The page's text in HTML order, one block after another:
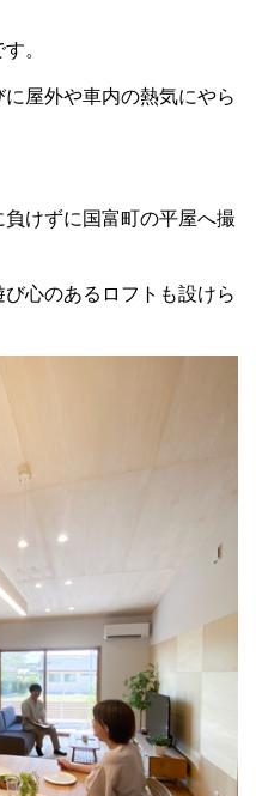
。
屋外や車内の熱気にやら
けずに国富町の平屋へ撮
心のあるロフトも設けら